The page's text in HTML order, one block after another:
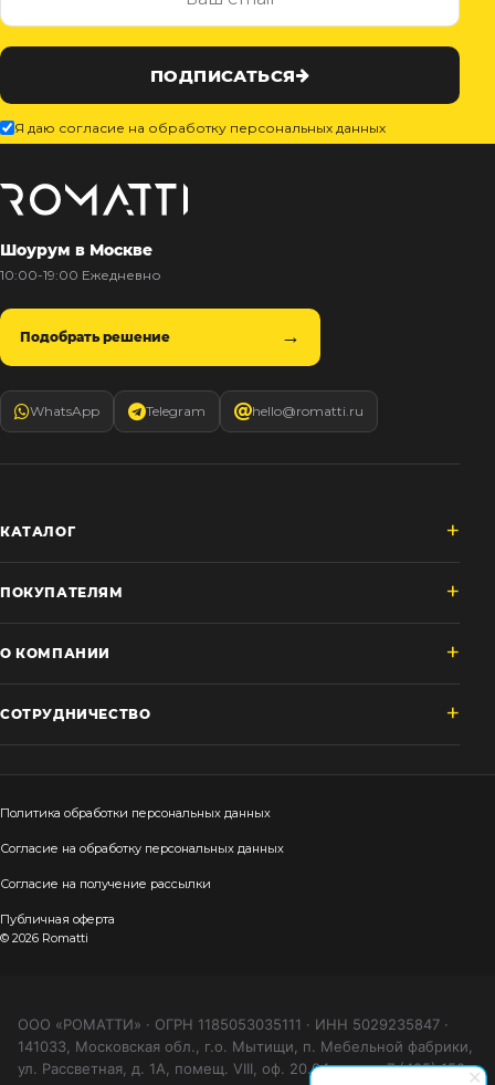
ПОДПИСАТЬСЯ
Я даю согласие на обработку персональных данных
Шоурум в Москве
10:00-19:00 Ежедневно
Подобрать решение
WhatsApp Telegram hello@romatti.ru
КАТАЛОГ
ПОКУПАТЕЛЯМ
О КОМПАНИИ
СОТРУДНИЧЕСТВО
Политика обработки персональных данных
Согласие на обработку персональных данных
Согласие на получение рассылки
Публичная оферта
© 2026 Romatti
ООО «РОМАТТИ» · ОГРН 1185053035111 · ИНН 5029235847 ·
141033, Московская обл., г.о. Мытищи, п. Мебельной фабрики,
ул. Рассветная, д. 1А, помещ. VIII, оф. 20.04 · тел. +7 (495) 150-